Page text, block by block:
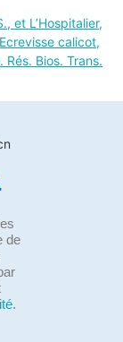
et L’Hospitalier,
calicot,
Rés. Bios. Trans.
de
.